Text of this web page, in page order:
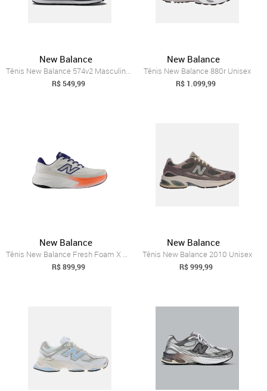
New Balance
Tênis New Balance 574v2 Masculino Incolor
R$ 549,99
New Balance
Tênis New Balance 880r Unisex
R$ 1.099,99
New Balance
Tênis New Balance Fresh Foam X More V6 Masculino
R$ 899,99
New Balance
Tênis New Balance 2010 Unisex
R$ 999,99